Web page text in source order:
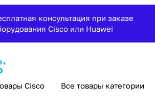
консультация при заказе
Cisco или Huawei
Cisco Все товары категории